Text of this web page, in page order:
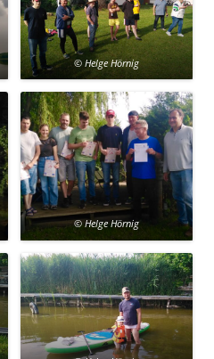
© Helge Hörnig
© Helge Hörnig